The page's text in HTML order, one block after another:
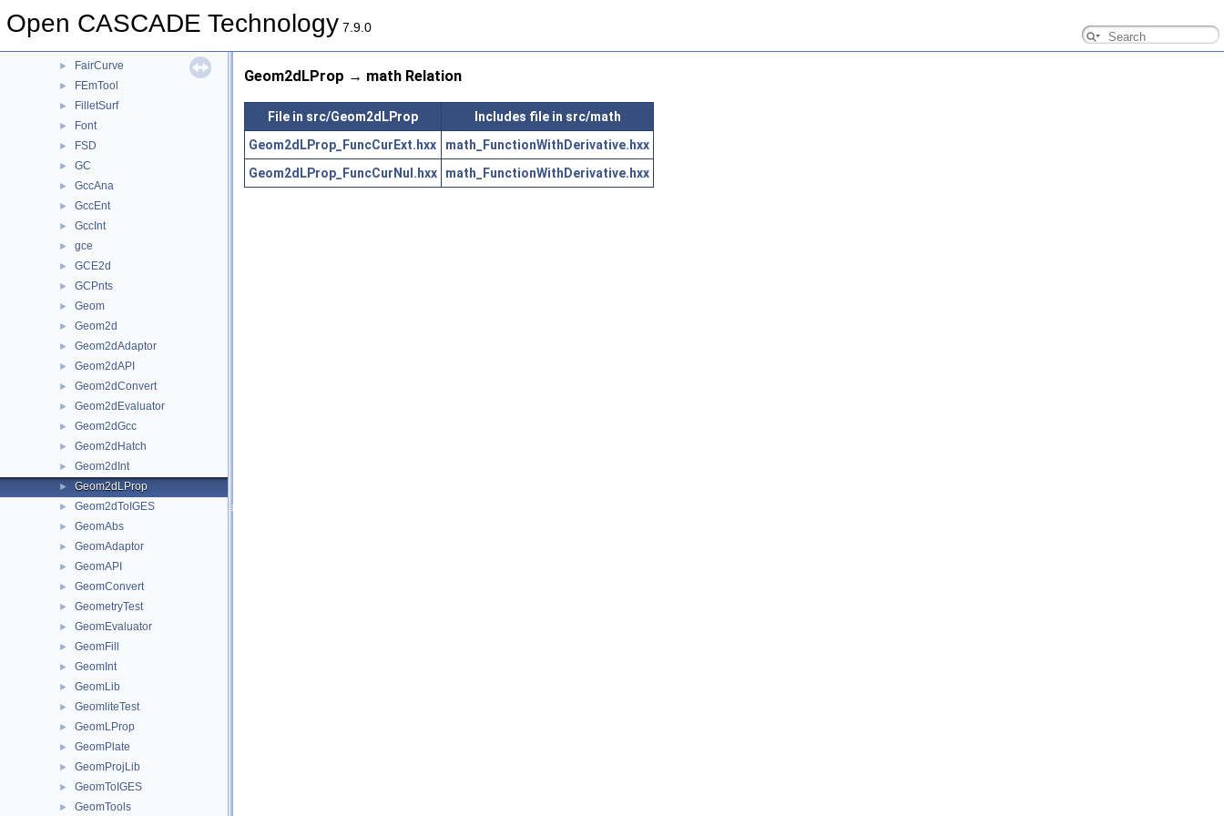
Open CASCADE Technology 7.9.0
► ElSLib
► FairCurve
► FEmTool
► FilletSurf
► Font
► FSD
► GC
► GccAna
► GccEnt
► GccInt
► gce
► GCE2d
► GCPnts
► Geom
► Geom2d
► Geom2dAdaptor
► Geom2dAPI
► Geom2dConvert
► Geom2dEvaluator
► Geom2dGcc
► Geom2dHatch
► Geom2dInt
► Geom2dLProp
► Geom2dToIGES
► GeomAbs
► GeomAdaptor
► GeomAPI
► GeomConvert
► GeometryTest
► GeomEvaluator
► GeomFill
► GeomInt
► GeomLib
► GeomliteTest
► GeomLProp
► GeomPlate
► GeomProjLib
► GeomToIGES
► GeomTools
Geom2dLProp → math Relation
File in src/Geom2dLProp
Includes file in src/math
Geom2dLProp_FuncCurExt.hxx
math_FunctionWithDerivative.hxx
Geom2dLProp_FuncCurNul.hxx
math_FunctionWithDerivative.hxx